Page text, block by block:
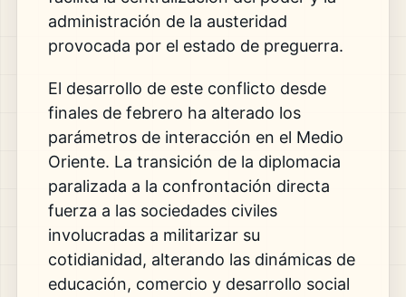
administración de la austeridad
provocada por el estado de preguerra.
El desarrollo de este conflicto desde
finales de febrero ha alterado los
parámetros de interacción en el Medio
Oriente. La transición de la diplomacia
paralizada a la confrontación directa
fuerza a las sociedades civiles
involucradas a militarizar su
cotidianidad, alterando las dinámicas de
educación, comercio y desarrollo social